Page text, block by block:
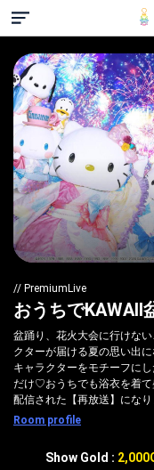
// PremiumLive
おうちでKAWAII
盆踊り、花火大会に行けな
クターが届ける夏の思い出
キャラクターをモチーフに
だけ♡おうちでも浴衣を着
配信された【再放送】になり
Room profile
Show Gold :